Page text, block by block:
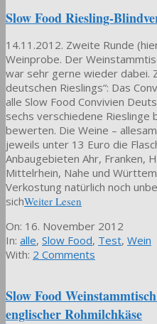
Slow Food Riesling-
14.11.2012. Zweite Runde
Weinprobe. Der
war sehr gerne wieder dabei.
deutschen Rieslings“: Das
alle Slow Food Convivien
sechs verschiedene Rieslinge
bewerten. Die Weine –
jeweils unter 13 Euro die
Anbaugebieten Ahr, Franken,
Mittelrhein, Nahe und
Verkostung natürlich noch
sichWeiter Lesen
2012-
11-
16
On: 16. November 2012
In: alle, Slow Food, Test, Wein
With: 2 Comments
Slow Food
englischer Rohmilchkäse